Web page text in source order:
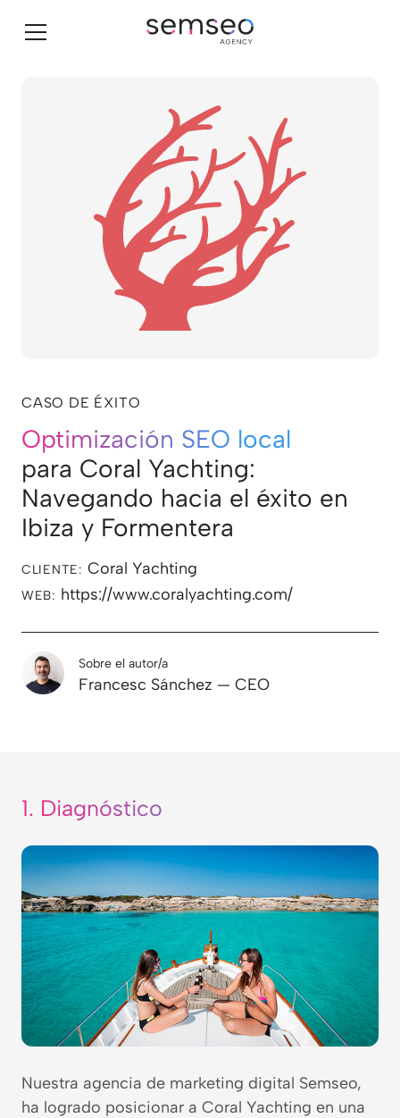
CASO DE ÉXITO
Optimización SEO local
para Coral Yachting:
Navegando hacia el éxito en
Ibiza y Formentera
CLIENTE: Coral Yachting
WEB: https://www.coralyachting.com/
Sobre el autor/a
Francesc Sánchez — CEO
1. Diagnóstico
Nuestra agencia de marketing digital Semseo,
ha logrado posicionar a Coral Yachting en una